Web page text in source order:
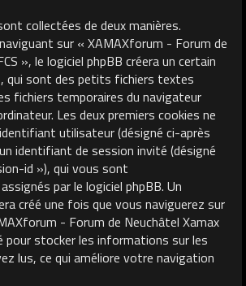
collectées de deux manières.
sur « XAMAXforum - Forum de
», le logiciel phpBB créera un certain
qui sont des petits fichiers textes
fichiers temporaires du navigateur
Les deux premiers cookies ne
utilisateur (désigné ci-après
identifiant de session invité (désigné
id »), qui vous sont
par le logiciel phpBB. Un
créé une fois que vous naviguerez sur
- Forum de Neuchâtel Xamax
pour stocker les informations sur les
lus, ce qui améliore votre navigation